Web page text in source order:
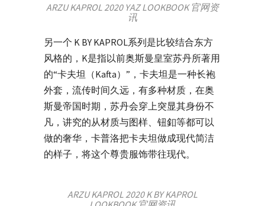
ARZU KAPROL 2020 YAZ LOOKBOOK 官网资
讯
另一个 K BY KAPROL系列是比较结合东方
风格的，K是指以前奥斯曼皇室苏丹所著用
的“卡夫坦（Kafta）”，卡夫坦是一种长袍
外套，流传时间久远，有多种材质，在奥
斯曼帝国时期，苏丹会穿上突显其身份不
凡，讲究的从材质与图样、钮釦等都可以
做的奢华，卡普洛把卡夫坦做成现代简洁
的样子，将这个尊贵服饰带往现代。
ARZU KAPROL 2020 K BY KAPROL